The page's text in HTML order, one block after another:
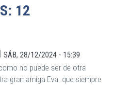
12
SÁB, 28/12/2024 - 15:39
no puede ser de otra
gran amiga Eva .que siempre